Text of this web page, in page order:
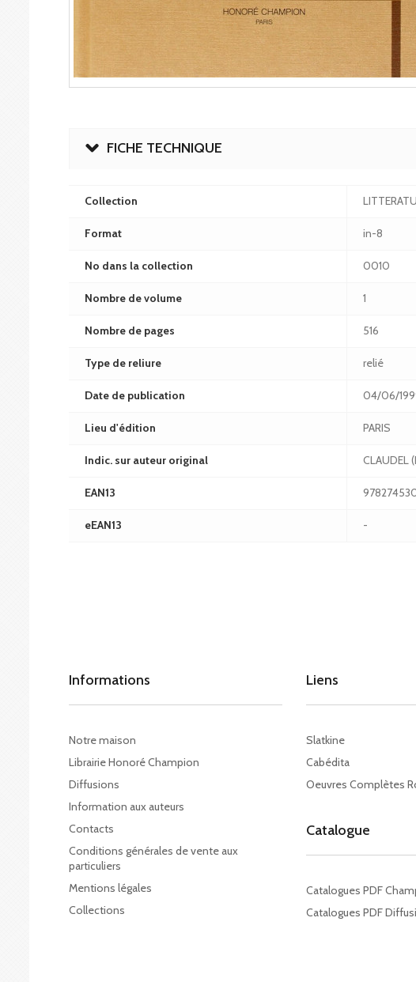
FICHE TECHNIQUE
Collection
Format in-8
No dans la collection 0010
Nombre de volume 1
Nombre de pages 516
Type de reliure relié
Date de publication 04/06/
Lieu d'édition PARIS
Indic. sur auteur original CLAUDEL
EAN13
eEAN13 -
Informations
Notre maison
Librairie Honoré Champion
Diffusions
Information aux auteurs
Contacts
Conditions générales de vente aux
particuliers
Mentions légales
Collections
Liens
Slatkine
Cabédita
Oeuvres Complètes
Catalogue
Catalogues PDF
Catalogues PDF